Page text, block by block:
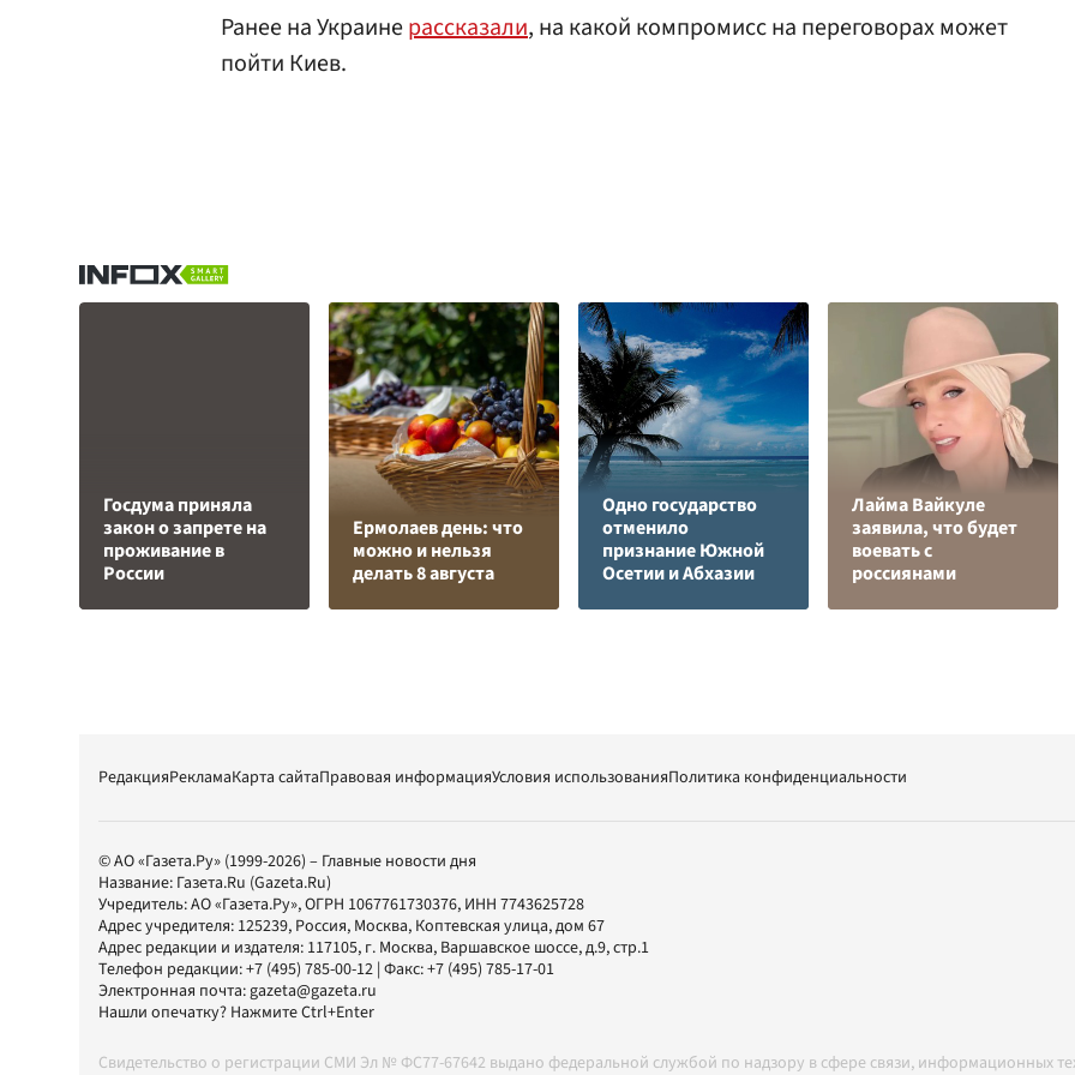
Ранее на Украинерассказали, на какой компромисс на переговорах может
пойти Киев.
Госдума приняла
закон о запрете на
проживание в
России
Ермолаев день: что
можно и нельзя
делать 8 августа
Одно государство
отменило
признание Южной
Осетии и Абхазии
Лайма Вайкуле
заявила, что будет
воевать с
россиянами
РедакцияРекламаКарта сайтаПравовая информацияУсловия использованияПолитика конфиденциальности
© АО «Газета.Ру» (1999-2026) – Главные новости дня
Название: Газета.Ru (Gazeta.Ru)
Учредитель:АО «Газета.Ру», ОГРН 1067761730376, ИНН 7743625728
Адрес учредителя: 125239, Россия, Москва, Коптевская улица, дом 67
Адрес редакции и издателя: 117105, г. Москва, Варшавское шоссе, д.9, стр.1
Телефон редакции:+7 (495) 785-00-12 | Факс:+7 (495) 785-17-01
Электронная почта:gazeta@gazeta.ru
Нашли опечатку? Нажмите Ctrl+Enter
Свидетельство о регистрации СМИ Эл № ФС77-67642 выдано федеральной службой по надзору в сфере связи, информационных